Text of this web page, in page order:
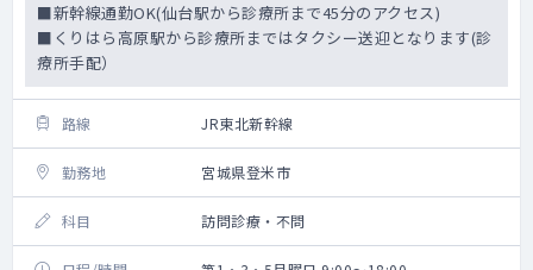
■新幹線通勤OK(仙台駅から診療所まで45分のアクセス)
■くりはら高原駅から診療所まではタクシー送迎となります(診
療所手配）
路線 JR東北新幹線
勤務地 宮城県登米市
科目 訪問診療・不問